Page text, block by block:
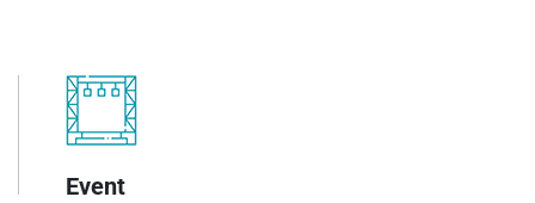
Event